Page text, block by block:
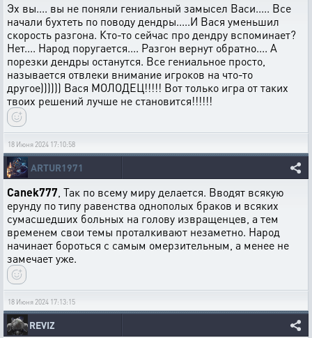
Эх вы.... вы не поняли гениальный замысел Васи..... Все
начали бухтеть по поводу дендры.....И Вася уменьшил
скорость разгона. Кто-то сейчас про дендру вспоминает?
Нет.... Народ поругается.... Разгон вернут обратно.... А
порезки дендры останутся. Все гениальное просто,
называется отвлеки внимание игроков на что-то
другое)))))) Вася МОЛОДЕЦ!!!!! Вот только игра от таких
твоих решений лучше не становится!!!!!!
18 Июня 2024 17:10:58
ARTUR1971
Canek777 , Так по всему миру делается. Вводят всякую
ерунду по типу равенства однополых браков и всяких
сумасшедших больных на голову извращенцев, а тем
временем свои темы проталкивают незаметно. Народ
начинает бороться с самым омерзительным, а менее не
замечает уже.
18 Июня 2024 17:13:15
REVIZ